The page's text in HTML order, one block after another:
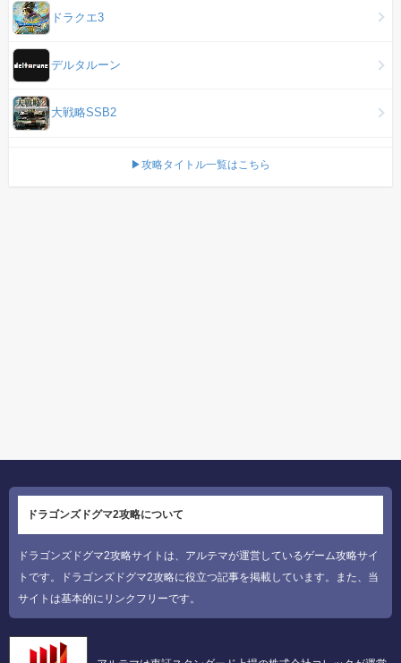
ドラクエ3
デルタルーン
大戦略SSB2
▶攻略タイトル一覧はこちら
ドラゴンズドグマ2攻略について
ドラゴンズドグマ2攻略サイトは、アルテマが運営しているゲーム攻略サイ
トです。ドラゴンズドグマ2攻略に役立つ記事を掲載しています。また、当
サイトは基本的にリンクフリーです。